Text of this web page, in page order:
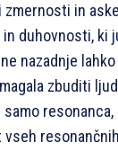
zmernosti in
duhovnosti, ki
nazadnje
zbuditi